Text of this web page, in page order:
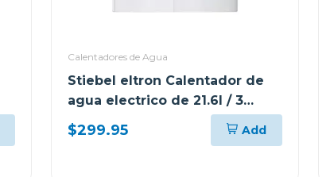
Calentadores de Agua
Stiebel eltron Calentador de
agua electrico de 21.6l / 3
sensores plus
$299.95 Add